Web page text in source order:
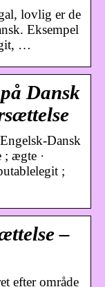
lovlig er de
Eksempel
…
Dansk
Dansk
; ægte ·
;
–
efter område